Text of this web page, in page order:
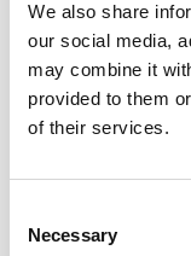
We also share
our social media,
may combine it
provided to them
of their services.
Selection
Necessary